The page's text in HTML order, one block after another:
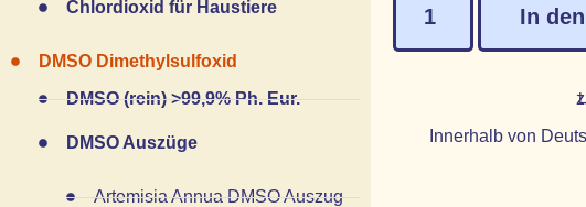
Chlordioxid für Haustiere
DMSO Dimethylsulfoxid
DMSO (rein) >99,9% Ph. Eur.
DMSO Auszüge
Artemisia Annua DMSO Auszug
In
Innerhalb von